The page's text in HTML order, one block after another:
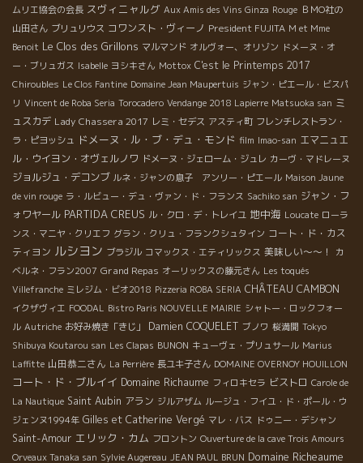
ムリエ協会の会長 スヴィニャルグ Aux Amis des Vins Ginza Rouge ＢＭО社の
山田さん ブリュリウス コワンスト・ヴィーノ President FUJITA M et Mme
Benoit Le Clos des Grillons マルマンド オルヴォー、オリゾン ドメーヌ・オ
ー・ブリュガス Isabelle ヨシキさん Mottox C'est le Printemps 2017
Chiroubles Le Clos Fantine Domaine Jean Maupertuis ジャン・ピエール・ビスパ
リ Vincent de Roba Seria Torocadero Vendange 2018 Lapierre Matsuoka san ミ
ュスカデ Lady Chassera 2017 レミ・セデス アスティ町 フレンチレストラン・
ラ・ピヨッシュ ドメーヌ・ル・ブ・デュ・モンド film Imao-san エマニュエ
ル・ウイヨン・オヴェルノワ ドメーヌ・ジェローム・ジュレ カーヴ・マドレーヌ
ジョルジュ・デコンブ ルネ・ジャンの息子 アンリー・ピエール Maison Jaune
de vin rouge ラ・ルビュー・デュ・ヴァン・ド・フランス Sachiko san ジャン・フ
ォワヤール PARTIDA CREUS ル・クロ・デ・トレイユ 地中海 Loucate ローラ
ンス・マニヤ・クリエフ グラン・クリュ・フランクシュタイン コート・ド・カス
ティヨン ルシヨン ブラジル コマックス・エティリックス 美味しい～～！
カ
ベルネ・フラン2007 Grand Repas オーリックスの藤元さん Les toqués
Villefranche ミレジム・ビオ2018 Pizzeria ROBA SERIA CHÂTEAU CAMBON
イクザヴィエ FOODAL Bistro Paris NOUVELLE MAIRIE シャトー・ロックフォー
ル Autriche お好み焼き「きじ」 Damien COQUELET ブノワ 桜満開 Tokyo
Shibuya Koutarou san Les Clapas BUNON キューヴェ・プリュサール Marius
Laffitte 山田恭二さん La Perrière 長ユキ子さん DOMAINE OVERNOY HOUILLON
コート・ド・ブルイイ Domaine Richaume フィロキセラ ビストロ Carole de
La Nautique Saint Aubin アラン ジルアザム ルージュ・フイユ・ド・ポール・ウ
ジェンヌ1994年 Gilles et Catherine Vergé マレ・バス ドゥニー・デシャン
Saint-Amour エリック・カム フロントン Ouverture de la cave Trois Amours
Orveaux Tanaka san Sylvie Augereau JEAN PAUL BRUN Domaine Richeaume